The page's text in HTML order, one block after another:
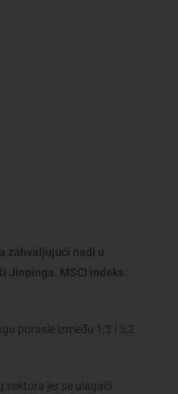
zahvaljujući nadi u
Jinpinga. MSCI indeks
porasle između 1,3 i 3,2
sektora jer se ulagači